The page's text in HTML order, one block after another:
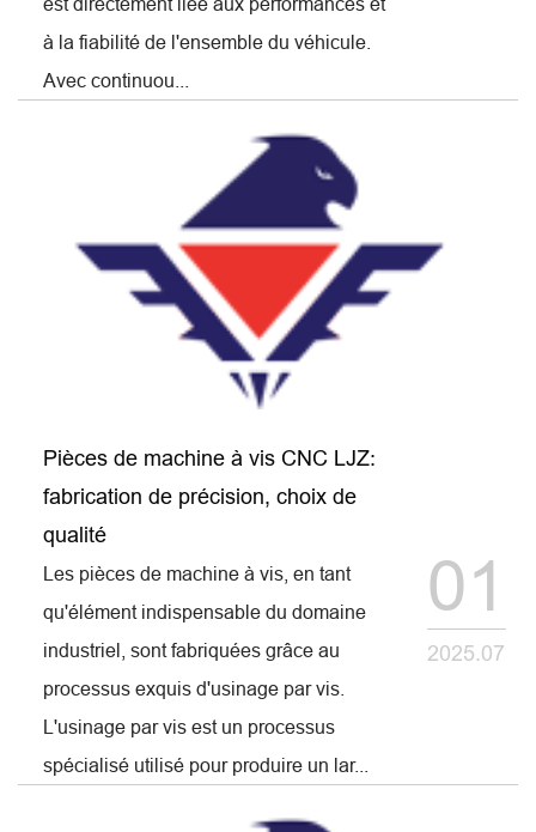
à la fiabilité de l'ensemble du véhicule.
Avec continuou...
Pièces de machine à vis CNC LJZ:
fabrication de précision, choix de
qualité
Les pièces de machine à vis, en tant
qu'élément indispensable du domaine
industriel, sont fabriquées grâce au
processus exquis d'usinage par vis.
L'usinage par vis est un processus
spécialisé utilisé pour produire un lar...
01
2025.07